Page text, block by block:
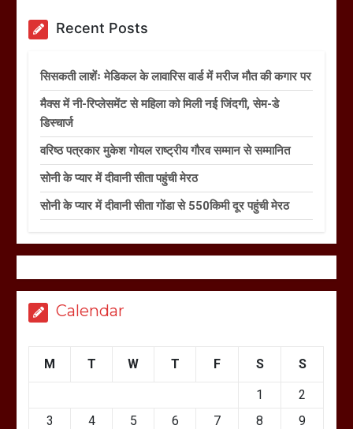
Recent Posts
सिसकती लाशेंः मेडिकल के लावारिस वार्ड में मरीज मौत की कगार पर
मैक्स में नी-रिप्लेसमेंट से महिला को मिली नई जिंदगी, सेम-डे
डिस्चार्ज
वरिष्ठ पत्रकार मुकेश गोयल राष्ट्रीय गौरव सम्मान से सम्मानित
सोनी के प्यार में दीवानी सीता पहुंची मेरठ
सोनी के प्यार में दीवानी सीता गोंडा से 550किमी दूर पहुंची मेरठ
Calendar
M T W T F S S
1
2
3
4 5 6 7 8
9